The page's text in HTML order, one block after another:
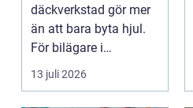
däckverkstad gör mer
än att bara byta hjul.
För bilägare i
Stockholm handlar
valet av däck...
13 juli 2026